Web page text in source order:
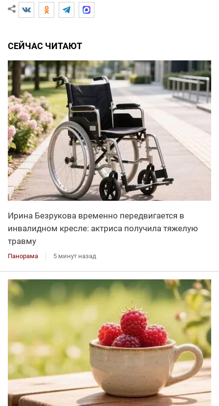
СЕЙЧАС ЧИТАЮТ
Ирина Безрукова временно передвигается в
инвалидном кресле: актриса получила тяжелую
травму
Панорама 5 минут назад